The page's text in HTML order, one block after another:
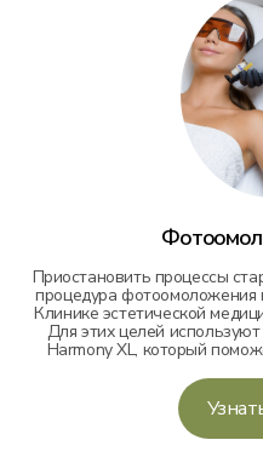
Приостановить процессы
процедура фотоомоложения
Клинике эстетической
Для этих целей
Harmony XL, который